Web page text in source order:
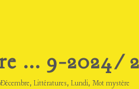
... 9-2024/
Décembre, Littératures, Lundi, Mot mystère